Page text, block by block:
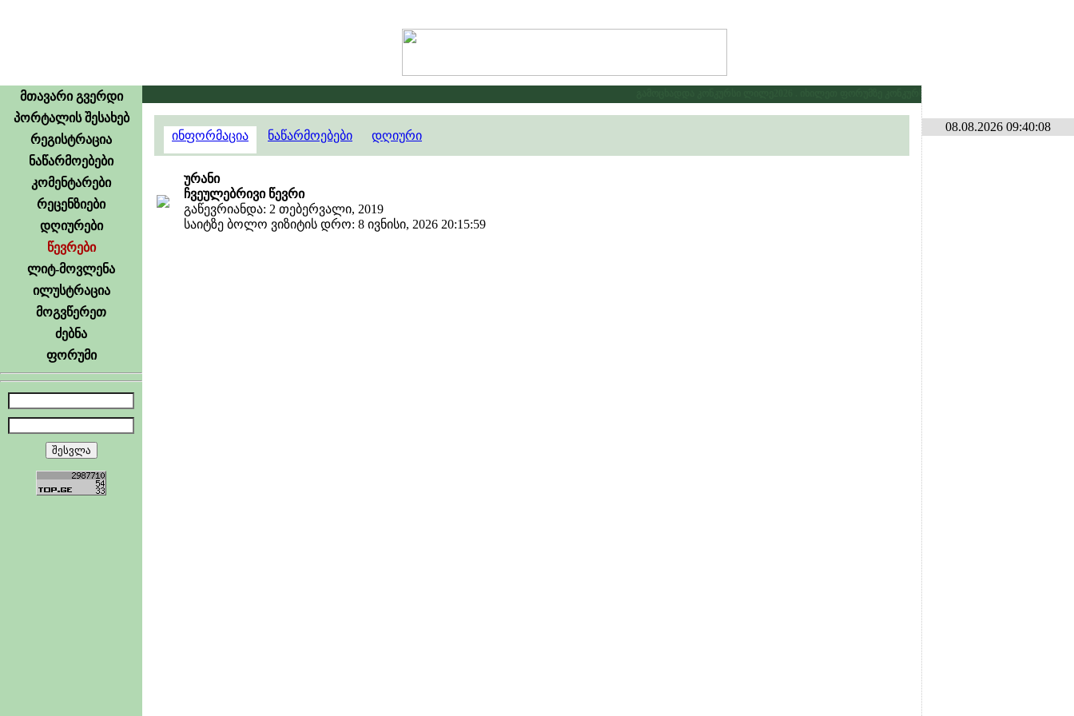
მთავარი გვერდი
პორტალის შესახებ
რეგისტრაცია
ნაწარმოებები
კომენტარები
რეცენზიები
დღიურები
წევრები
ლიტ-მოვლენა
ილუსტრაცია
მოგვწერეთ
ძებნა
ფორუმი
გამოცხადდა კონკურსი ლილე2026 . იხილეთ ფორუმზე კონკურსების განყოფილებაში
ინფორმაცია ნაწარმოებები დღიური
ურანი
ჩვეულებრივი წევრი
გაწევრიანდა: 2 თებერვალი, 2019
საიტზე ბოლო ვიზიტის დრო: 8 ივნისი, 2026 20:15:59
08.08.2026 09:40:08